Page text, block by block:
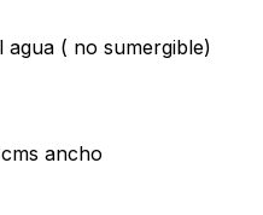
( no sumergible)
ancho